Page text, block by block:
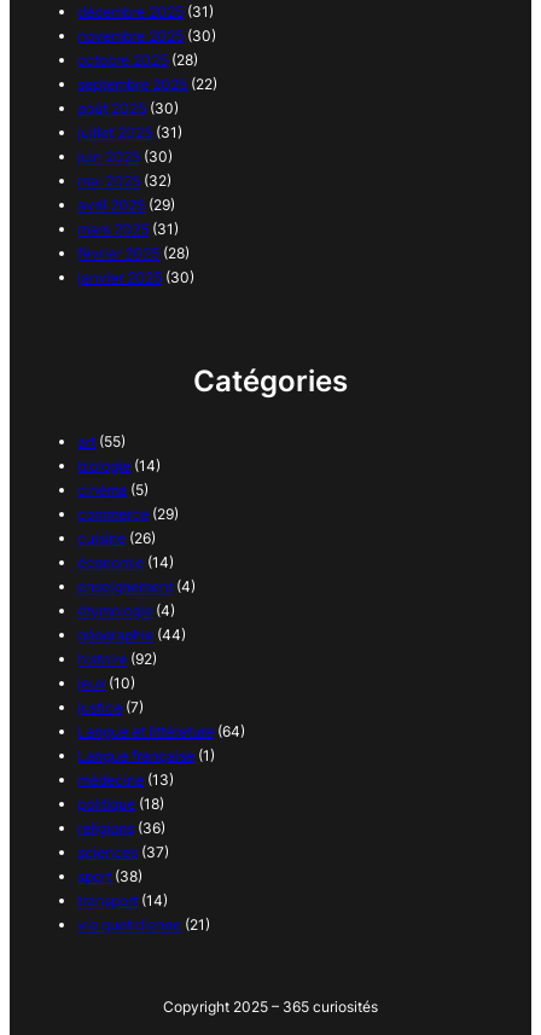
décembre 2025 (31)
novembre 2025 (30)
octobre 2025 (28)
septembre 2025 (22)
août 2025 (30)
juillet 2025 (31)
juin 2025 (30)
mai 2025 (32)
avril 2025 (29)
mars 2025 (31)
février 2025 (28)
janvier 2025 (30)
Catégories
art (55)
biologie (14)
cinéma (5)
commerce (29)
cuisine (26)
économie (14)
enseignement (4)
étymologie (4)
géographie (44)
histoire (92)
jeux (10)
justice (7)
Langue et littérature (64)
Langue française (1)
médecine (13)
politique (18)
religions (36)
sciences (37)
sport (38)
transport (14)
vie quotidienne (21)
Copyright 2025 – 365 curiosités